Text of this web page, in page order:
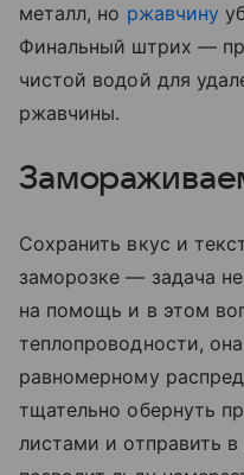
металл, но ржавчину
Финальный штрих —
чистой водой для
ржавчины.
Сохранить вкус и
заморозке — задача
на помощь и в этом
теплопроводности,
равномерному
тщательно обернуть
листами и отправить